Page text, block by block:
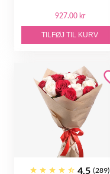
927.00 kr
TILFØJ TIL KURV
4.5 (289)